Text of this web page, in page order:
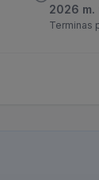
2026 m.
Terminas